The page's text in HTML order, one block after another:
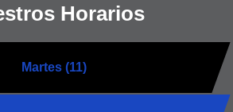
Horarios
Martes (11)